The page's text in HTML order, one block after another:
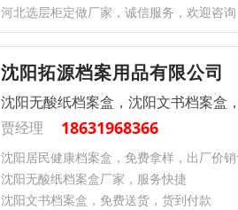
河北选层柜定做厂家，诚信服务，欢迎咨询
沈阳拓源档案用品有限公司
沈阳无酸纸档案盒，沈阳文书档案盒
贾经理
18631968366
沈阳居民健康档案盒，免费拿样，出厂价销
沈阳无酸纸档案盒厂家，服务快捷
沈阳文书档案盒，免费送货，货到付款